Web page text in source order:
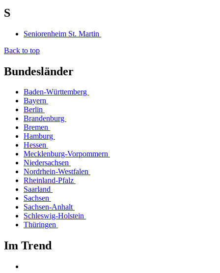
S
Seniorenheim St. Martin
Back to top
Bundesländer
Baden-Württemberg
Bayern
Berlin
Brandenburg
Bremen
Hamburg
Hessen
Mecklenburg-Vorpommern
Niedersachsen
Nordrhein-Westfalen
Rheinland-Pfalz
Saarland
Sachsen
Sachsen-Anhalt
Schleswig-Holstein
Thüringen
Im Trend